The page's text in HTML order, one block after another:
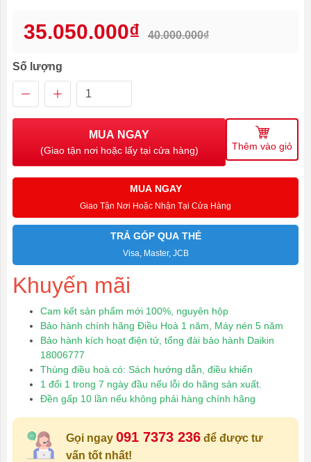
35.050.000₫ 40.000.000₫
Số lượng
MUA NGAY
(Giao tận nơi hoặc lấy tại cửa hàng) Thêm vào giỏ
MUA NGAY
Giao Tận Nơi Hoặc Nhận Tại Cửa Hàng
TRẢ GÓP QUA THẺ
Visa, Master, JCB
Khuyến mãi
Cam kết sản phẩm mới 100%, nguyên hộp
Bảo hành chính hãng Điều Hoà 1 năm, Máy nén 5 năm
Bảo hành kích hoạt điện tử, tổng đài bảo hành Daikin
18006777
Thùng điều hoà có: Sách hướng dẫn, điều khiển
1 đổi 1 trong 7 ngày đầu nếu lỗi do hãng sản xuất.
Đền gấp 10 lần nếu không phải hàng chính hãng
Gọi ngay 091 7373 236 để được tư
vấn tốt nhất!